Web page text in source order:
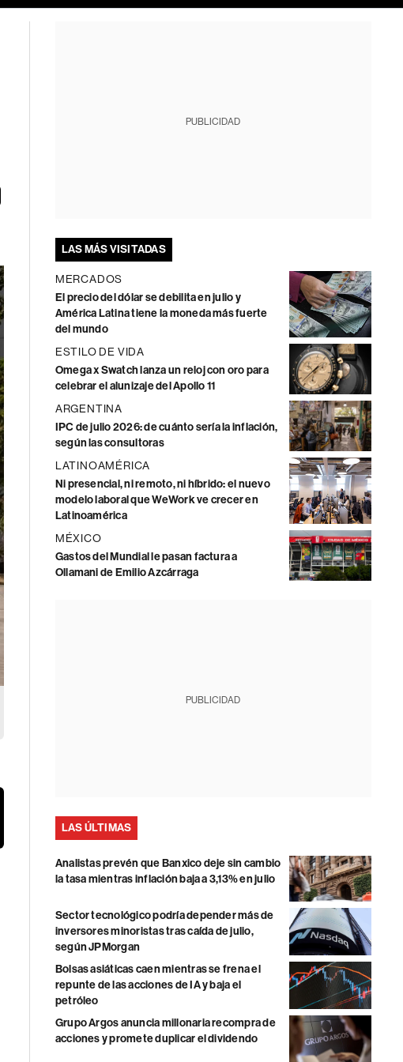
PUBLICIDAD
LAS MÁS VISITADAS
MERCADOS
El precio del dólar se debilita en julio y
América Latina tiene la moneda más fuerte
del mundo
ESTILO DE VIDA
Omega x Swatch lanza un reloj con oro para
celebrar el alunizaje del Apollo 11
ARGENTINA
IPC de julio 2026: de cuánto sería la inflación,
según las consultoras
LATINOAMÉRICA
Ni presencial, ni remoto, ni híbrido: el nuevo
modelo laboral que WeWork ve crecer en
Latinoamérica
MÉXICO
Gastos del Mundial le pasan factura a
Ollamani de Emilio Azcárraga
PUBLICIDAD
LAS ÚLTIMAS
Analistas prevén que Banxico deje sin cambio
la tasa mientras inflación baja a 3,13% en julio
Sector tecnológico podría depender más de
inversores minoristas tras caída de julio,
según JPMorgan
Bolsas asiáticas caen mientras se frena el
repunte de las acciones de IA y baja el
petróleo
Grupo Argos anuncia millonaria recompra de
acciones y promete duplicar el dividendo